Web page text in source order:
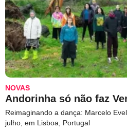
NOVAS
Andorinha só não faz
Reimaginando a dança: Marcelo
julho, em Lisboa, Portugal